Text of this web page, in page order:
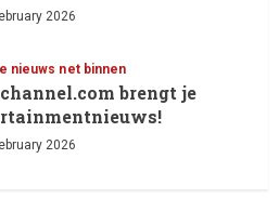
2026
nieuws net binnen
brengt je
2026